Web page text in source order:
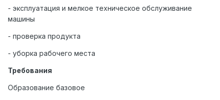
- эксплуатация и мелкое техническое обслуживание
машины
- проверка продукта
- уборка рабочего места
Требования
Образование базовое